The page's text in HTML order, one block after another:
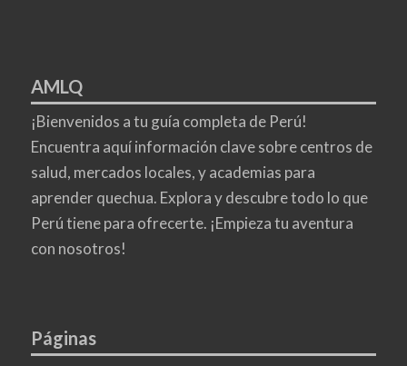
AMLQ
¡Bienvenidos a tu guía completa de Perú!
Encuentra aquí información clave sobre centros de
salud, mercados locales, y academias para
aprender quechua. Explora y descubre todo lo que
Perú tiene para ofrecerte. ¡Empieza tu aventura
con nosotros!
Páginas